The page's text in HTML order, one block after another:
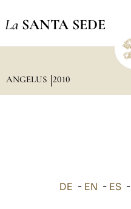
La SANTA SEDE
ANGELUS 2010
DE - EN - ES-